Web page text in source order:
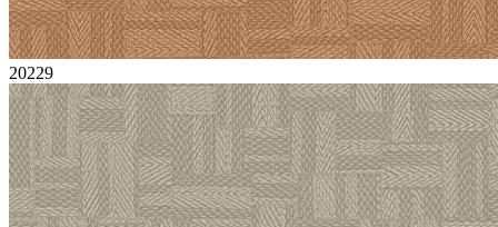
20229